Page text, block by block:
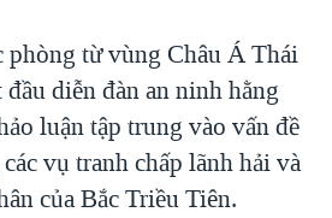
KIM TẠI VIỆT NAM
CHÍNH PHỦ VIỆT NAM
SÓNG TRỘM HẢI SÂM
VỌNG TỪ NÔNG THÔN MỸ
phòng từ vùng Châu Á Thái
diễn đàn an ninh hằng
luận tập trung vào vấn đề
vụ tranh chấp lãnh hải và
của Bắc Triều Tiên.